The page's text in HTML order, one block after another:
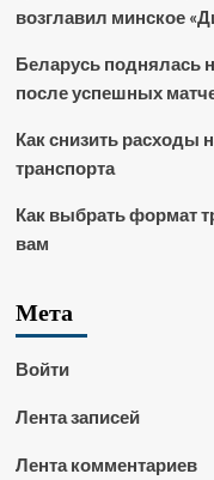
возглавил минское
Беларусь поднялась
после успешных
Как снизить расходы
транспорта
Как выбрать формат
вам
Мета
Войти
Лента записей
Лента комментариев